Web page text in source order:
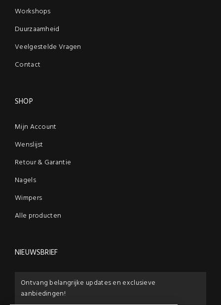
Workshops
Duurzaamheid
Veelgestelde Vragen
Contact
SHOP
Mijn Account
Wenslijst
Retour & Garantie
Nagels
Wimpers
Alle producten
NIEUWSBRIEF
Ontvang belangrijke updates en exclusieve
aanbiedingen!